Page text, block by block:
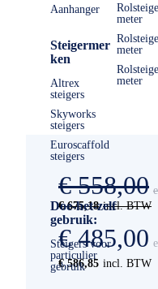
Aanhanger
Steigermer
ken
Altrex
steigers
Skyworks
steigers
Euroscaffold
steigers
Doe-het-zelf
gebruik:
Steigers voor
particulier
gebruik
meter
meter
meter
€ 675,18
€ 558,00
€ 586,85
€ 485,00